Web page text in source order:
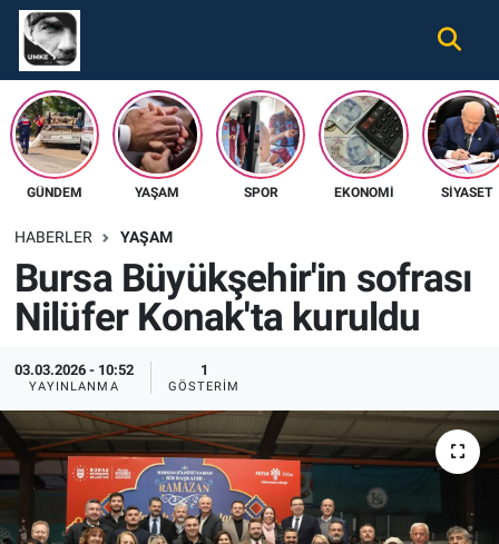
GÜNDEM YAŞAM SPOR EKONOMI SIYASET
HABERLER YAŞAM
Bursa Büyükşehir'in sofrası
Nilüfer Konak'ta kuruldu
03.03.2026 - 10:52
YAYINLANMA
1
GÖSTERIM
Gündem
Ekonomi
Spor
Tüm Haberler
İletişim
Künye
Nöbetçi Eczaneler
Hava Durumu
Namaz Vakitleri
Süper Lig Puan Durumu ve Fikstür
Tüm Manşetler
Son Dakika Haberleri
Haber Arşivi